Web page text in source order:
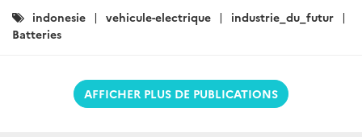
Catégories
:
indonesie vehicule-electrique
industrie_du_futur
Batteries
AFFICHER PLUS DE PUBLICATIONS